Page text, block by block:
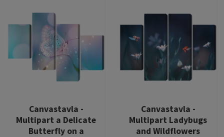
Canvastavla -
Multipart a Delicate
Butterfly on a
Canvastavla -
Multipart Ladybugs
and Wildflowers